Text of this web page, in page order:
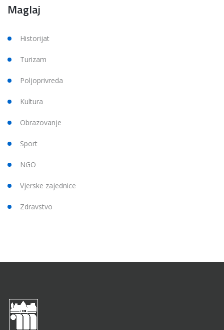
Maglaj
Historijat
Turizam
Poljoprivreda
Kultura
Obrazovanje
Sport
NGO
Vjerske zajednice
Zdravstvo